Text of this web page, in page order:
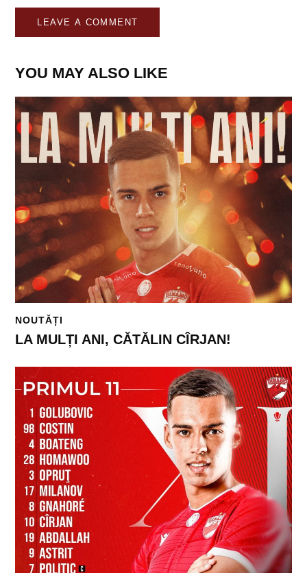
YOU MAY ALSO LIKE
NOUTĂȚI
LA MULȚI ANI, CĂTĂLIN CÎRJAN!